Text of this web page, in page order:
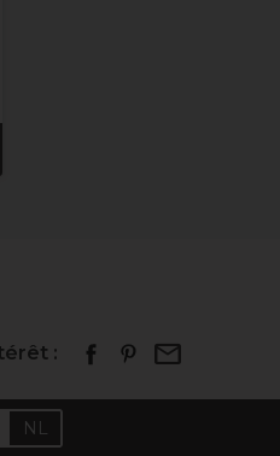
:
NL